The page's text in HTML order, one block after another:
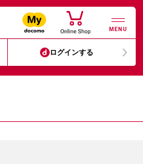
MENU
ログインする